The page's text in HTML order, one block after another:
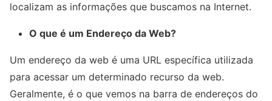
localizam as informações que buscamos na Internet.
O que é um Endereço da Web?
Um endereço da web é uma URL específica utilizada
para acessar um determinado recurso da web.
Geralmente, é o que vemos na barra de endereços do